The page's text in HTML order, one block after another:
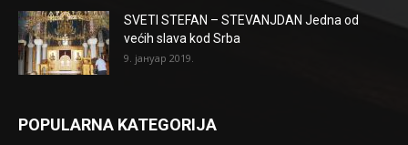
SVETI STEFAN – STEVANJDAN Jedna od
većih slava kod Srba
9. јануар 2019.
POPULARNA KATEGORIJA